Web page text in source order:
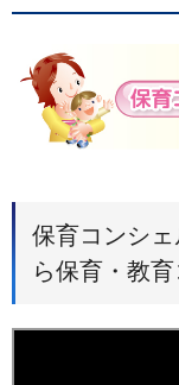
保育コンシ
ら保育・教